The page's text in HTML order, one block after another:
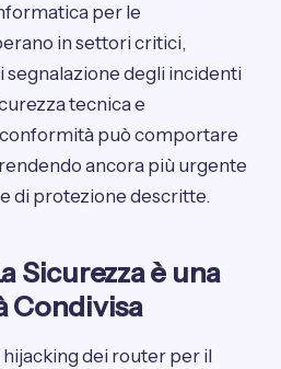
per le
in settori critici,
degli incidenti
tecnica e
può comportare
ancora più urgente
di protezione descritte.
Sicurezza è una
Condivisa
dei router per il